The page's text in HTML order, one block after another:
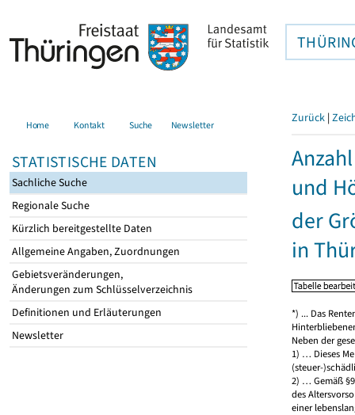
Home Kontakt Suche Newsletter
STATISTISCHE DATEN
Sachliche Suche
Regionale Suche
Kürzlich bereitgestellte Daten
Allgemeine Angaben, Zuordnungen
Gebietsveränderungen,
Änderungen zum Schlüsselverzeichnis
Definitionen und Erläuterungen
Newsletter
Zurück |
und
der
in
*) ... Das
Neben der
1) … Dieses
(steuer-
2) … Gemäß
des
einer